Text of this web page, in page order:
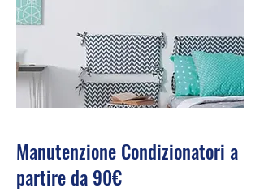
Manutenzione Condizionatori a
partire da 90€